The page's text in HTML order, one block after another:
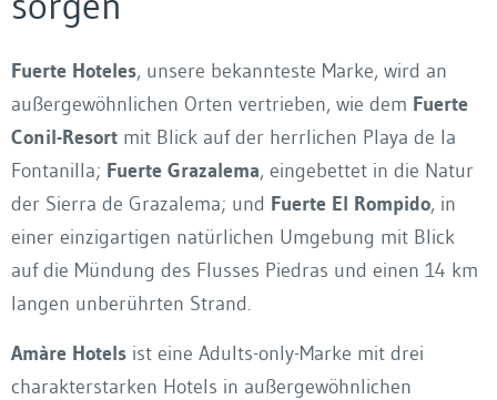
Fuerte Hoteles, unsere bekannteste Marke, wird an
außergewöhnlichen Orten vertrieben, wie dem Fuerte
Conil-Resort mit Blick auf der herrlichen Playa de la
Fontanilla; Fuerte Grazalema, eingebettet in die Natur
der Sierra de Grazalema; und Fuerte El Rompido, in
einer einzigartigen natürlichen Umgebung mit Blick
auf die Mündung des Flusses Piedras und einen 14 km
langen unberührten Strand.
Amàre Hotels ist eine Adults-only-Marke mit drei
charakterstarken Hotels in außergewöhnlichen